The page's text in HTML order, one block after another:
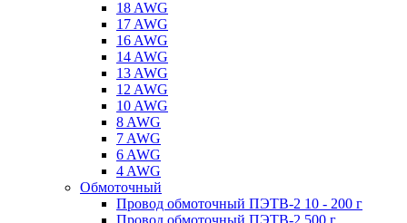
18 AWG
17 AWG
16 AWG
14 AWG
13 AWG
12 AWG
10 AWG
8 AWG
7 AWG
6 AWG
4 AWG
Обмоточный
Провод обмоточный ПЭТВ-2 10 - 200 г
Провод обмоточный ПЭТВ-2 500 г